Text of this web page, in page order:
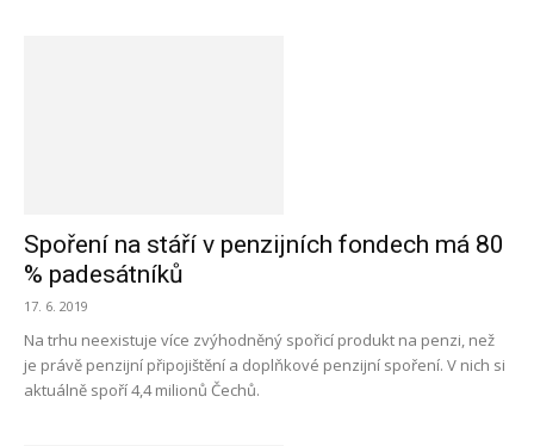
Spoření na stáří v penzijních fondech má 80
% padesátníků
17. 6. 2019
Na trhu neexistuje více zvýhodněný spořicí produkt na penzi, než
je právě penzijní připojištění a doplňkové penzijní spoření. V nich si
aktuálně spoří 4,4 milionů Čechů.